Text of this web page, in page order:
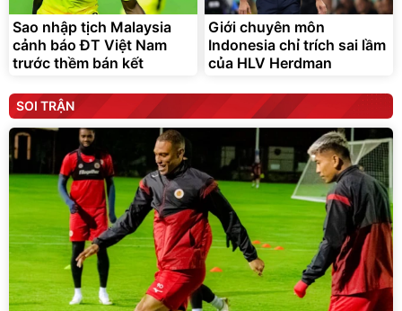
Sao nhập tịch Malaysia
cảnh báo ĐT Việt Nam
trước thềm bán kết
Giới chuyên môn
Indonesia chỉ trích sai lầm
của HLV Herdman
SOI TRẬN